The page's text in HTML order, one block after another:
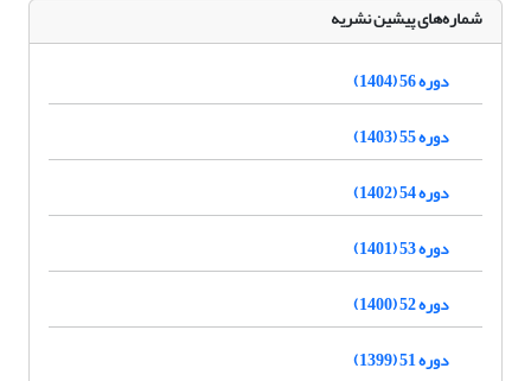
شماره‌های پیشین نشریه
دوره 56 (1404)
دوره 55 (1403)
دوره 54 (1402)
دوره 53 (1401)
دوره 52 (1400)
دوره 51 (1399)